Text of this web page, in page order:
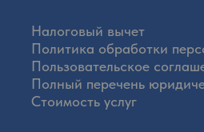
Налоговый вычет
Политика обработки
Пользовательское
Полный перечень
Стоимость услуг